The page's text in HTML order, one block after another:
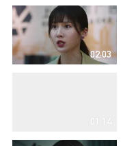
02:03
01:14